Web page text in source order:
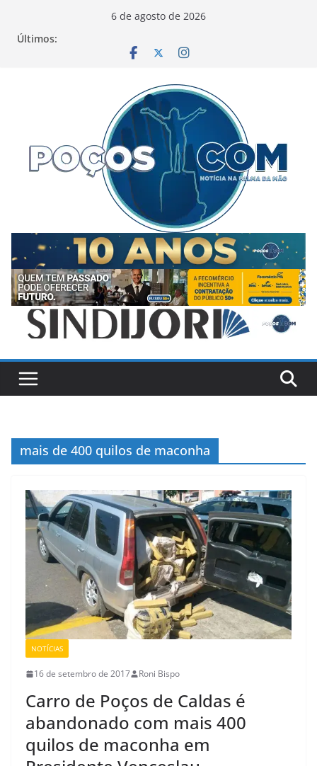
6 de agosto de 2026
Últimos:
mais de 400 quilos de maconha
NOTÍCIAS
16 de setembro de 2017 Roni Bispo
Carro de Poços de Caldas é
abandonado com mais 400
quilos de maconha em